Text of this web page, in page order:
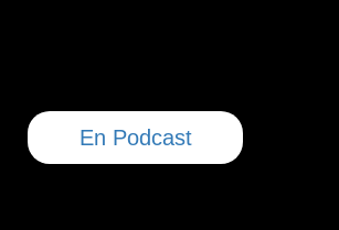
En Podcast